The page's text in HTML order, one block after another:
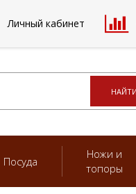
Посуда
Ножи и
топоры
Личный кабинет